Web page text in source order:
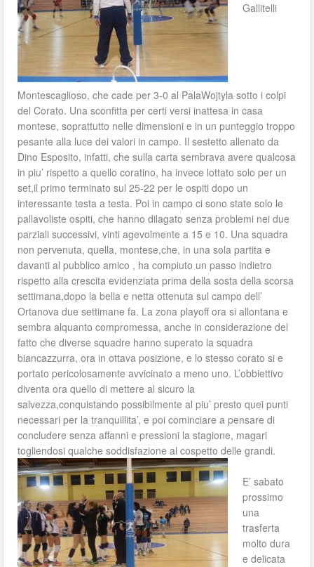
Gallitelli
Montescaglioso, che cade per 3-0 al PalaWojtyla sotto i colpi
del Corato. Una sconfitta per certi versi inattesa in casa
montese, soprattutto nelle dimensioni e in un punteggio troppo
pesante alla luce dei valori in campo. Il sestetto allenato da
Dino Esposito, infatti, che sulla carta sembrava avere qualcosa
in piu’ rispetto a quello coratino, ha invece lottato solo per un
set,il primo terminato sul 25-22 per le ospiti dopo un
interessante testa a testa. Poi in campo ci sono state solo le
pallavoliste ospiti, che hanno dilagato senza problemi nei due
parziali successivi, vinti agevolmente a 15 e 10. Una squadra
non pervenuta, quella, montese,che, in una sola partita e
davanti al pubblico amico , ha compiuto un passo indietro
rispetto alla crescita evidenziata prima della sosta della scorsa
settimana,dopo la bella e netta ottenuta sul campo dell’
Ortanova due settimane fa. La zona playoff ora si allontana e
sembra alquanto compromessa, anche in considerazione del
fatto che diverse squadre hanno superato la squadra
biancazzurra, ora in ottava posizione, e lo stesso corato si e
portato pericolosamente avvicinato a meno uno. L’obbiettivo
diventa ora quello di mettere al sicuro la
salvezza,conquistando possibilmente al piu’ presto quei punti
necessari per la tranquillita’, e poi cominciare a pensare di
concludere senza affanni e pressioni la stagione, magari
togliendosi qualche soddisfazione al cospetto delle grandi.
E’ sabato
prossimo
una
trasferta
molto dura
e delicata